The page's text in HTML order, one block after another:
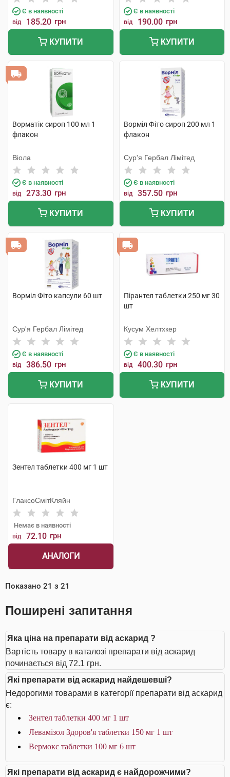
Є в наявності
від 185.20 грн
КУПИТИ
Є в наявності
від 190.00 грн
КУПИТИ
Ворматік сироп 100 мл 1
флакон
Віола
Є в наявності
від 273.30 грн
КУПИТИ
Ворміл Фіто сироп 200 мл 1
флакон
Сур'я Гербал Лімітед
Є в наявності
від 357.50 грн
КУПИТИ
Ворміл Фіто капсули 60 шт
Сур'я Гербал Лімітед
Є в наявності
від 386.50 грн
КУПИТИ
Пірантел таблетки 250 мг 30
шт
Кусум Хелтхкер
Є в наявності
від 400.30 грн
КУПИТИ
Зентел таблетки 400 мг 1 шт
ГлаксоСмітКляйн
Немає в наявності
від 72.10 грн
АНАЛОГИ
Показано 21 з 21
Поширені запитання
Яка ціна на препарати від аскарид ?
Вартість товару в каталозі препарати від аскарид
починається від 72.1 грн.
Які препарати від аскарид найдешевші?
Недорогими товарами в категорії препарати від аскарид
є:
Зентел таблетки 400 мг 1 шт
Левамізол Здоров'я таблетки 150 мг 1 шт
Вермокс таблетки 100 мг 6 шт
Які препарати від аскарид є найдорожчими?